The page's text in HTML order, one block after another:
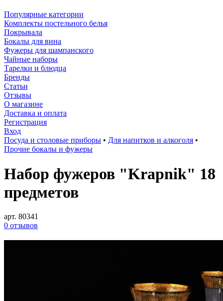
Популярные категории
Комплекты постельного белья
Покрывала
Бокалы для вина
Фужеры для шампанского
Чайные наборы
Тарелки и блюдца
Бренды
Статьи
Отзывы
О магазине
Доставка и оплата
Регистрация
Вход
Посуда и столовые приборы • Для напитков и алкоголя •
Прочие бокалы и фужеры
Набор фужеров "Krapnik" 18
предметов
арт. 80341
0 отзывов